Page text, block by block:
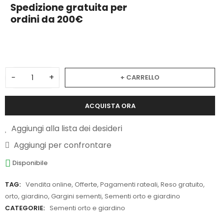
Spedizione gratuita per
ordini da 200€
− + + CARRELLO
ACQUISTA ORA
Aggiungi alla lista dei desideri
Aggiungi per confrontare
Disponibile
TAG: Vendita online, Offerte, Pagamenti rateali, Reso gratuito,
orto, giardino, Gargini sementi, Sementi orto e giardino
CATEGORIE: Sementi orto e giardino